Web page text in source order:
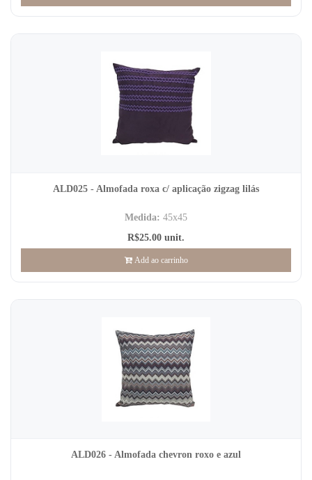
ALD025 - Almofada roxa c/ aplicação zigzag lilás
Medida: 45x45
R$25.00 unit.
Add ao carrinho
ALD026 - Almofada chevron roxo e azul